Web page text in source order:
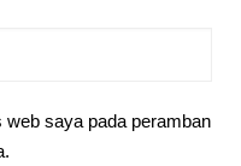
saya pada peramban